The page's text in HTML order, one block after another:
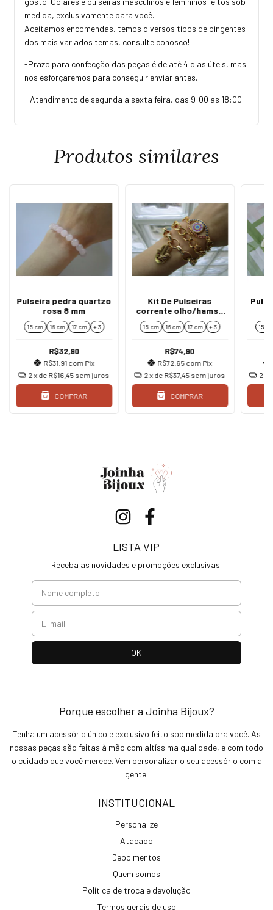
medida, exclusivamente para você.
Aceitamos encomendas, temos diversos tipos de pingentes
dos mais variados temas, consulte conosco!
-Prazo para confecção das peças é de até 4 dias úteis, mas
nos esforçaremos para conseguir enviar antes.
- Atendimento de segunda a sexta feira, das 9:00 as 18:00
Produtos similares
Pulseira pedra quartzo
rosa 8 mm
15 cm 16 cm 17 cm + 3
R$32,90
R$31,91 com Pix
2x de R$16,45 sem juros
COMPRAR
Kit De Pulseiras
corrente olho/hamsá
ouro
15 cm 16 cm 17 cm + 3
R$74,90
R$72,65 com Pix
2 x de R$37,45 sem juros
COMPRAR
15
2
LISTA VIP
Receba as novidades e promoções exclusivas!
Porque escolher a Joinha Bijoux?
Tenha um acessório único e exclusivo feito sob medida pra você. As
nossas peças são feitas à mão com altíssima qualidade, e com todo
o cuidado que você merece. Vem personalizar o seu acessório com a
gente!
INSTITUCIONAL
Personalize
Atacado
Depoimentos
Quem somos
Política de troca e devolução
Termos gerais de uso